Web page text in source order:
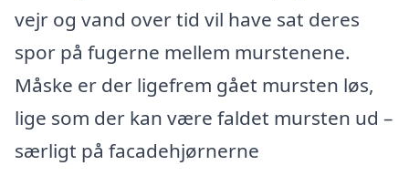
vejr og vand over tid vil have sat deres
spor på fugerne mellem murstenene.
Måske er der ligefrem gået mursten løs,
lige som der kan være faldet mursten ud –
særligt på facadehjørnerne